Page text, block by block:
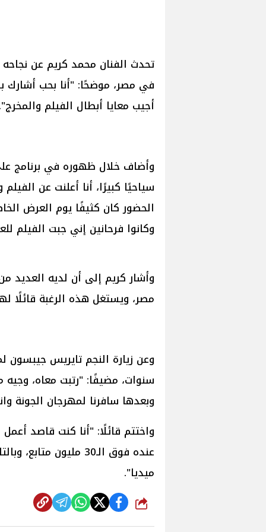
في مصر، موضحًا: "أنا بحب أشارك
أجيب معايا أبطال الفيلم
وأضاف خلال ظهوره في برنامج
سياحيًا كبيرًا، أنا أعلنت عن
الحضور كان كثيفًا يوم العرض
وكانوا فرحانين إني جبت الفيلم
وأشار كريم إلى أن لديه العديد
مصر، ويستغل هذه الرغبة قائلًا
وعن زيارة النجم تايريس
سنوات، مضيفًا: "رتبت معاه، وجيه
وبعدها سافرنا لمهرجان الجونة
واختتم قائلًا: "أنا كنت قاصد
عنده فوق الـ30
ميديا".
شارك